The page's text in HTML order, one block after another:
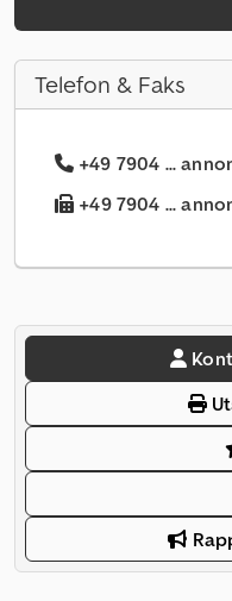
Telefon & Faks
+49 7904 ...
+49 7904 ...